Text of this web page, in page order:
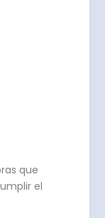
que
el